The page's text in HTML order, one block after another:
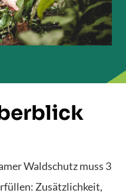
Waldschutz muss 3
Zusätzlichkeit,